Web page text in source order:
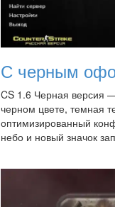
С черным
CS 1.6 Черная версия
черном цвете, темная
оптимизированный
небо и новый значок